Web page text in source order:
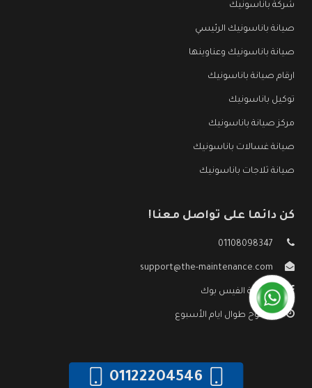
شركة باناسونيك
صيانة باناسونيك الرئيسي
صيانة باناسونيك وعناوينها
ارقام صيانة باناسونيك
توكيل باناسونيك
مركز صيانة باناسونيك
صيانة غسالات باناسونيك
صيانة ثلاجات باناسونيك
كن دائما على تواصل معنا!
01108098347
support@the-maintenance.com
صفحة الفيس بوك
مفتوح طوال ايام الأسبوع
01122204546